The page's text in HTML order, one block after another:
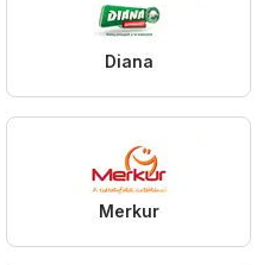
Diana
Merkur